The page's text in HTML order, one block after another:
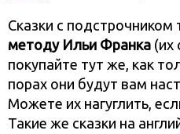
Сказки с подстрочником
методу Ильи Франка (их
покупайте тут же, как
порах они будут вам
Можете их нагуглить,
Такие же сказки на